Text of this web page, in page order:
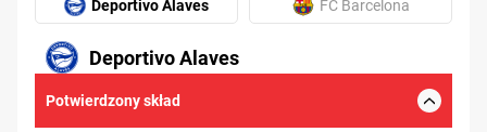
Deportivo Alaves FC Barcelona
Deportivo Alaves
Potwierdzony skład